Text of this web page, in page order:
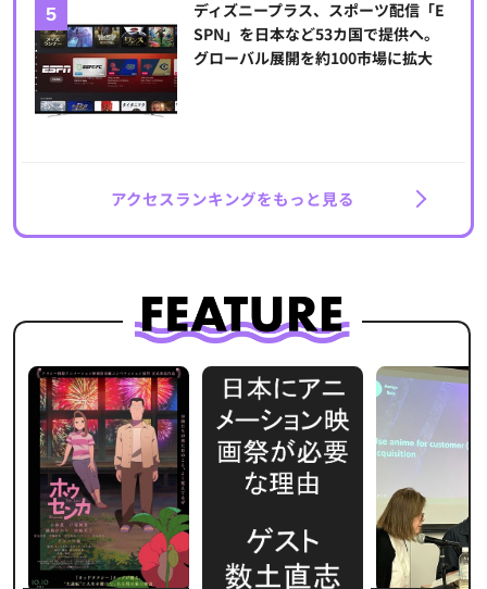
ディズニープラス、スポーツ配信「E
SPN」を日本など53カ国で提供へ。
グローバル展開を約100市場に拡大
アクセスランキングをもっと見る